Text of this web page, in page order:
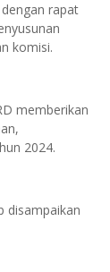
rapat
komisi.
memberikan
2024.
disampaikan